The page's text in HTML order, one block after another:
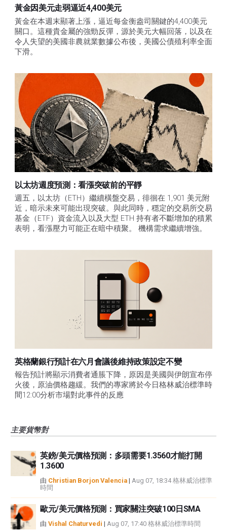
黃金因美元走弱逼近4,400美元
黃金在本週末顯著上漲，逼近每金衡盎司關鍵的4,400美元
關口。這種貴金屬的強勁反彈，源於美元大幅回落，以及在
令人失望的美國非農就業數據公布後，美國公債殖利率全面
下滑。
以太坊週度預測：看漲突破前的平靜
週五，以太坊（ETH）繼續橫盤交易，徘徊在 1,901 美元附
近，暗示未來可能出現突破。與此同時，穩定的交易所交易
基金（ETF）資金流入以及大型 ETH 持有者不斷增加的積累
表明，看漲壓力可能正在暗中積聚。 機構需求繼續增強。
英格蘭銀行預計在六月會議後維持政策設定不變
報告預計將顯示消費者通脹下降，原因是美國與伊朗宣布停
火後，原油價格趨緩。我們的專家將於今日格林威治標準時
間12:00分析市場對此事件的反應
主要貨幣對
英鎊/美元價格預測：多頭需要1.3560才能打開
1.3600
由 Christian Borjon Valencia | Aug 07, 18:34 格林威治標準
時間
歐元/美元價格預測：買家關注突破100日SMA
由 Vishal Chaturvedi | Aug 07, 17:40 格林威治標準時間